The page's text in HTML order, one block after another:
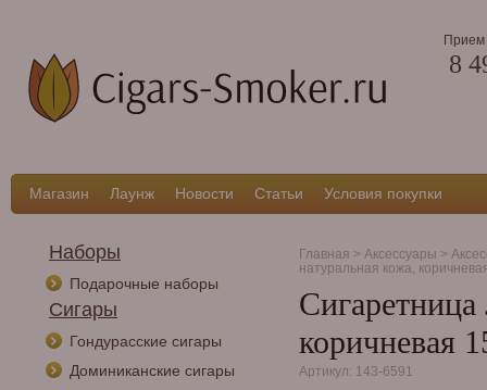
Прием
8
Магазин Лаунж Новости Статьи Условия покупки
Наборы
Подарочные наборы
Сигары
Гондурасские сигары
Доминиканские сигары
Главная > Аксессуары >
натуральная кожа,
коричневая
Артикул: 143-6591